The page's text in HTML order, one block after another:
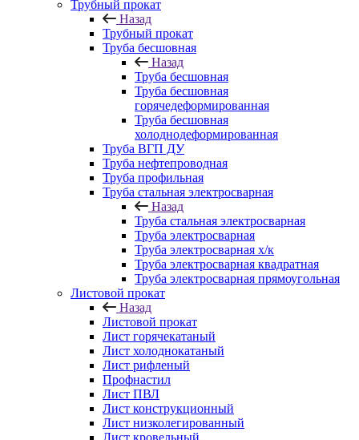
Трубный прокат
Назад
Трубный прокат
Труба бесшовная
Назад
Труба бесшовная
Труба бесшовная
горячедеформированная
Труба бесшовная
холоднодеформированная
Труба ВГП ДУ
Труба нефтепроводная
Труба профильная
Труба стальная электросварная
Назад
Труба стальная электросварная
Труба электросварная
Труба электросварная х/к
Труба электросварная квадратная
Труба электросварная прямоугольная
Листовой прокат
Назад
Листовой прокат
Лист горячекатаный
Лист холоднокатаный
Лист рифленый
Профнастил
Лист ПВЛ
Лист конструкционный
Лист низколегированный
Лист кровельный